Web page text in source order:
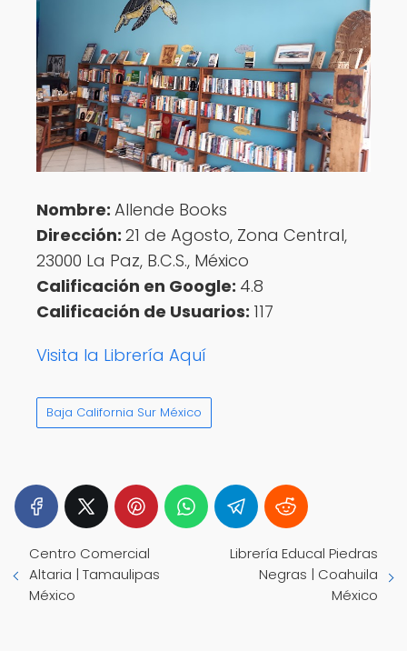
Nombre: Allende Books
Dirección: 21 de Agosto, Zona Central,
23000 La Paz, B.C.S., México
Calificación en Google: 4.8
Calificación de Usuarios: 117
Visita la Librería Aquí
Baja California Sur México
Centro Comercial
Altaria | Tamaulipas
México
Librería Educal Piedras
Negras | Coahuila
México